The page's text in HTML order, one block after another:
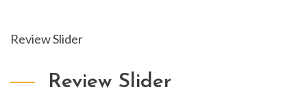
Review Slider
Review Slider